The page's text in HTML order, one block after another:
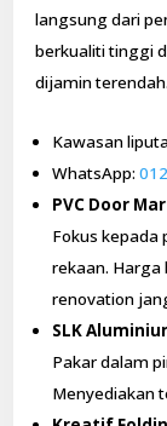
langsung dari
berkualiti tinggi
dijamin terendah.
Kawasan
WhatsApp:
PVC Door
Fokus kepada
rekaan. Harga
renovation
SLK
Pakar dalam
Menyediakan